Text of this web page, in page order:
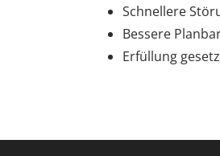
Schnellere
Bessere
Erfüllung